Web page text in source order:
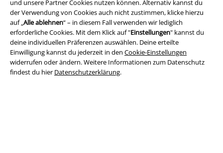
und unsere Partner Cookies nutzen können. Alternativ kannst du
der Verwendung von Cookies auch nicht zustimmen, klicke hierzu
auf „Alle ablehnen“ – in diesem Fall verwenden wir lediglich
erforderliche Cookies. Mit dem Klick auf "Einstellungen" kannst du
deine individuellen Präferenzen auswählen. Deine erteilte
Einwilligung kannst du jederzeit in den Cookie-Einstellungen
widerrufen oder ändern. Weitere Informationen zum Datenschutz
findest du hier Datenschutzerklärung.
Rechtliches
AGB
Impressum
Datenschutz